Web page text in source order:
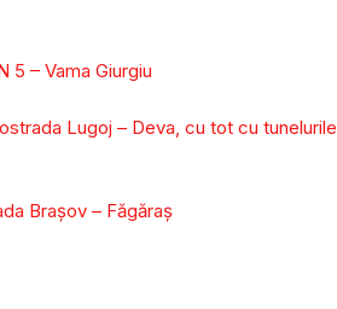
5 – Vama Giurgiu
Lugoj – Deva, cu tot cu tunelurile
Brașov – Făgăraș